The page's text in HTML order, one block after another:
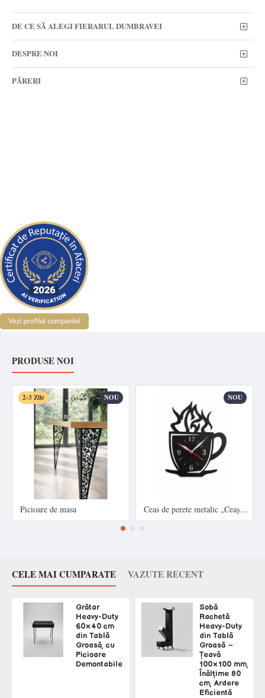
DE CE SĂ ALEGI FIERARUL DUMBRAVEI
DESPRE NOI
PĂRERI
PRODUSE NOI
NOU
2-3 Zile
Picioare de masa
NOU
Ceas de perete metalic „Ceașcă de cafea” – design modern
CELE MAI CUMPARATE VAZUTE RECENT
Grătar
Heavy-Duty
60×40 cm
din Tablă
Groasă, cu
Picioare
Demontabile
Sobă
Rachetă
Heavy-Duty
din Tablă
Groasă –
Țeavă
100×100 mm,
Înălțime 80
cm, Ardere
Eficientă